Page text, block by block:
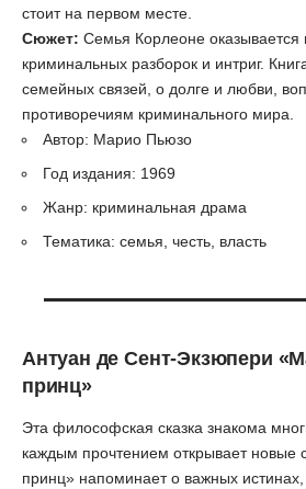
стоит на первом месте.
Сюжет: Семья Корлеоне оказывается
криминальных разборок и интриг.
семейных связей, о долге и любви,
противоречиям криминального мира.
Автор: Марио Пьюзо
Год издания: 1969
Жанр: криминальная драма
Тематика: семья, честь, власть
Антуан де Сент-Экзюпери
принц»
Эта философская сказка знакома
каждым прочтением открывает
принц» напоминает о важных